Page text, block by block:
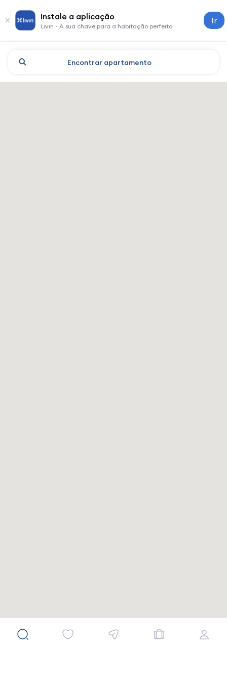
Instale a aplicação
Livin - A sua chave para a habitação perfeita
Ir
Encontrar apartamento
Chengdu: hotéis e